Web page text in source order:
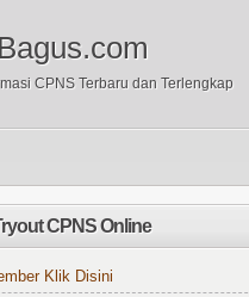
CPNS Terbaru dan Terlengkap
CPNS Online
Klik Disini